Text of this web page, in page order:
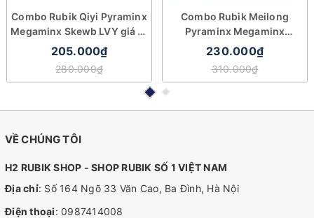
Combo Rubik Qiyi Pyraminx
Megaminx Skewb LVY giá rẻ
cao cấp
205.000₫
280.000₫
Combo Rubik Meilong
Pyraminx Megaminx
Square-1 Skewb giá rẻ
230.000₫
310.000₫
VỀ CHÚNG TÔI
H2 RUBIK SHOP - SHOP RUBIK SỐ 1 VIỆT NAM
Địa chỉ: Số 164 Ngõ 33 Văn Cao, Ba Đình, Hà Nội
Điện thoại: 0987414008